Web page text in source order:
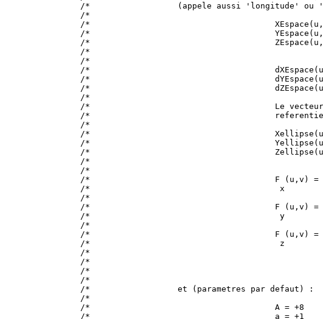
/*                  (appele aussi
/*
/*
/*
/*
/*
/*
/*
/*
/*
/*
/*                                      Le vecteur
/*                                      referentiel
/*
/*
/*
/*
/*
/*
/*                                      F (u,v) =
/*                                       x
/*
/*                                      F (u,v) =
/*                                       y
/*
/*                                      F (u,v) =
/*                                       z
/*
/*
/*
/*
/*                  et (parametres par
/*
/*                                      A =
/*                                      a =